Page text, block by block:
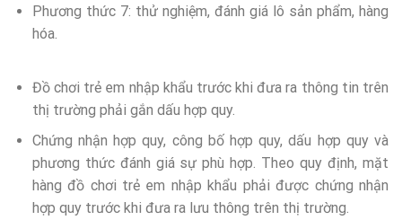
Phương thức 7: thử nghiệm, đánh giá lô sản phẩm, hàng
hóa.
Đồ chơi trẻ em nhập khẩu trước khi đưa ra thông tin trên
thị trường phải gắn dấu hợp quy.
Chứng nhận hợp quy, công bố hợp quy, dấu hợp quy và
phương thức đánh giá sự phù hợp. Theo quy định, mặt
hàng đồ chơi trẻ em nhập khẩu phải được chứng nhận
hợp quy trước khi đưa ra lưu thông trên thị trường.